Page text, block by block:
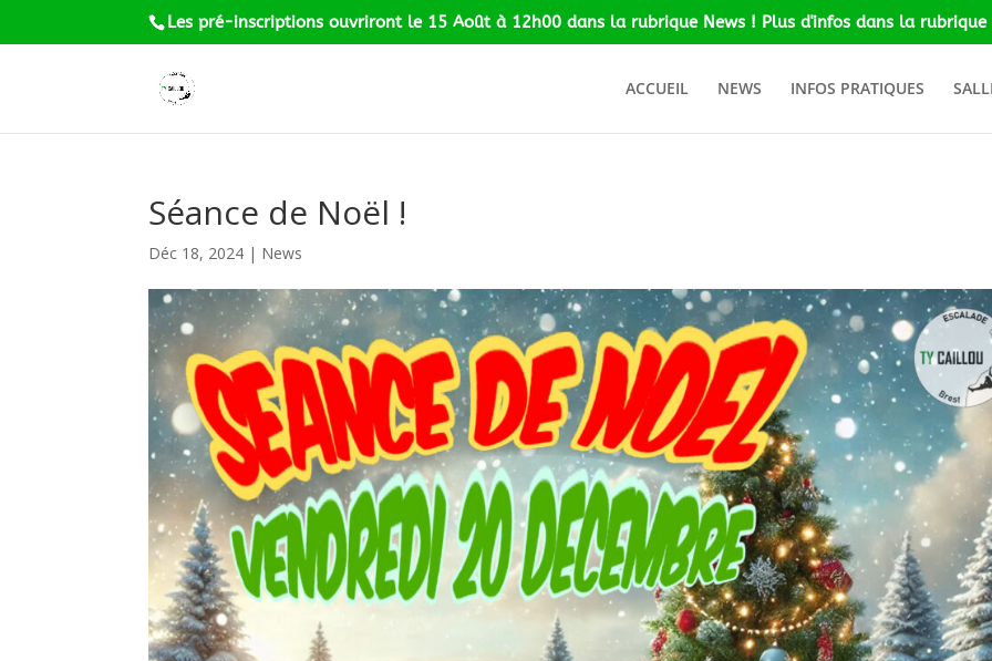
Les pré-inscriptions ouvriront le 15 Août à 12h00 dans la rubrique News ! Plus d'infos dans la rubrique
ACCUEIL NEWS INFOS PRATIQUES
Séance de Noël !
Déc 18, 2024 | News